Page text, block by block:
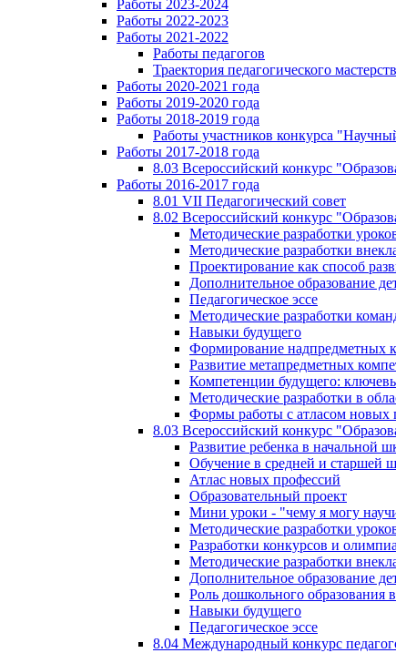
Работы 2023-2024
Работы 2022-2023
Работы 2021-2022
Работы педагогов
Траектория педагогического
Работы 2020-2021 года
Работы 2019-2020 года
Работы 2018-2019 года
Работы участников конкурса
Работы 2017-2018 года
8.03 Всероссийский конкурс
Работы 2016-2017 года
8.01 VII Педагогический совет
8.02 Всероссийский конкурс
Методические разработки
Методические разработки
Проектирование как способ
Дополнительное образование
Педагогическое эссе
Методические разработки
Навыки будущего
Формирование надпредметных
Развитие метапредметных
Компетенции будущего:
Методические разработки в
Формы работы с атласом новых
8.03 Всероссийский конкурс
Развитие ребенка в начальной
Обучение в средней и старшей
Атлас новых профессий
Образовательный проект
Мини уроки - "чему я могу
Методические разработки
Разработки конкурсов и
Методические разработки
Дополнительное образование
Роль дошкольного образования
Навыки будущего
Педагогическое эссе
8.04 Международный конкурс